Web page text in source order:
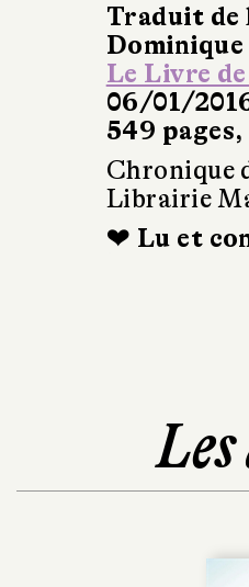
Traduit de
Le Livre
06/01/
549 pages,
Chronique
Librairie
❤ Lu et